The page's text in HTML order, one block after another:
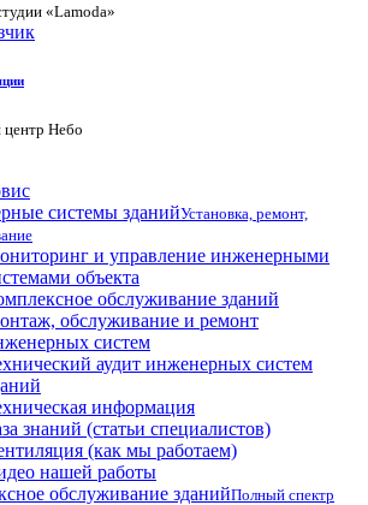
«Lamoda»
центр Небо
системы зданийУстановка, ремонт,
и управление инженерными
объекта
обслуживание зданий
обслуживание и ремонт
систем
аудит инженерных систем
информация
знаний (статьи специалистов)
(как мы работаем)
нашей работы
обслуживание зданийПолный спектр